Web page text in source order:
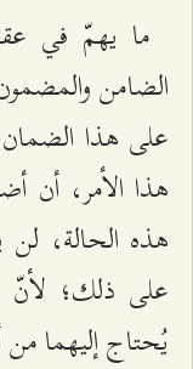
ما يهمّ في
الضامن
على هذا
هذا الأمر، أن
هذه الحالة،
على ذلك؛ لأنّ
يُحتاج إليهما من